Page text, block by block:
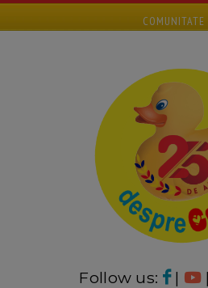
COMUNITATE
Follow us: | |